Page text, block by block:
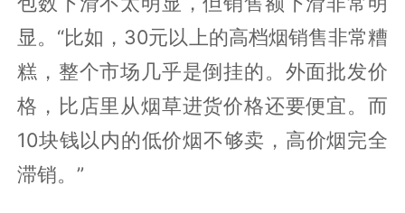
显。“比如，30元以上的高档烟销售非常糟
糕，整个市场几乎是倒挂的。外面批发价
格，比店里从烟草进货价格还要便宜。而
10块钱以内的低价烟不够卖，高价烟完全
滞销。”